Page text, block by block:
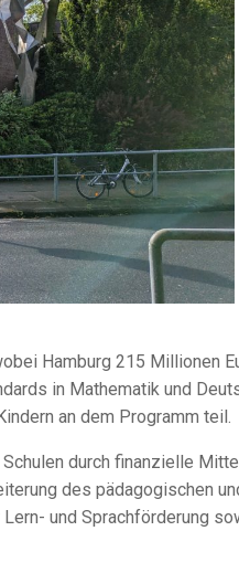
Hamburg 215 Millionen
in Mathematik und
an dem Programm teil.
durch finanzielle
des pädagogischen
und Sprachförderung